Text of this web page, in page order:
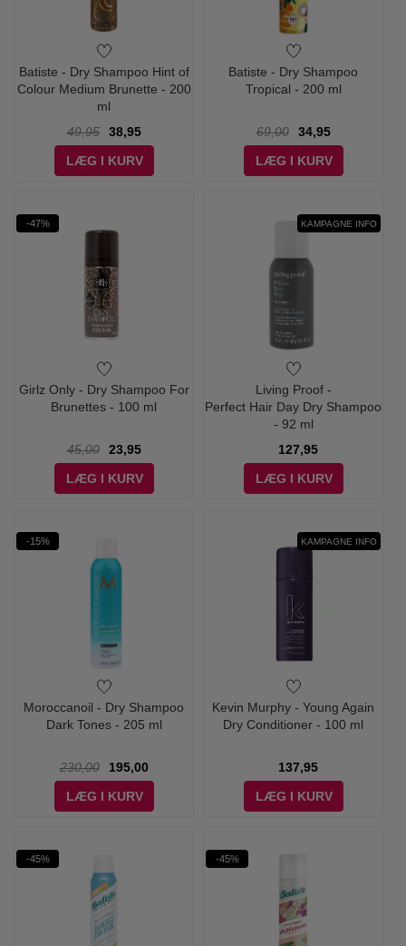
Batiste - Dry Shampoo Hint of
Colour Medium Brunette - 200
ml
49,95
38,95
LÆG I KURV
Batiste - Dry Shampoo
Tropical - 200 ml
69,00
34,95
LÆG I KURV
-47%
Girlz Only - Dry Shampoo For
Brunettes - 100 ml
45,00
23,95
LÆG I KURV
KAMPAGNE INFO
Living Proof -
Perfect Hair Day Dry Shampoo
- 92 ml
127,95
LÆG I KURV
-15%
Moroccanoil - Dry Shampoo
Dark Tones - 205 ml
230,00
195,00
LÆG I KURV
KAMPAGNE INFO
Kevin Murphy - Young Again
Dry Conditioner - 100 ml
137,95
LÆG I KURV
-45% -45%